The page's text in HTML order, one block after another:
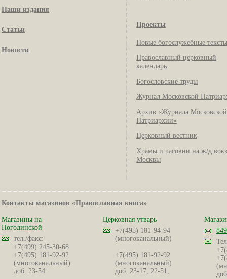
Наши издания
Статьи
Новости
Проекты
Новые богослужебные тексты
Православный церковный
календарь
Богословские труды
Журнал Московской
Архив «Журнала Московской
Патриархии»
Церковный вестник
Храмы и часовни на ж/д
Москвы
Контакты магазинов «Православная книга»
Магазины на
Погодинской
тел./факс:
+7(499) 245-30-68
+7(495) 181-92-92
(многоканальный)
доб. 23-54
Церковная утварь
+7(495) 181-94-94
(многоканальный)
+7(495) 181-92-92
(многоканальный)
доб. 23-17, 22-51,